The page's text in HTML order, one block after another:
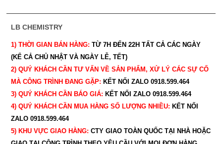
LB CHEMISTRY
1) THỜI GIAN BÁN HÀNG: TỪ 7H ĐẾN 22H TẤT CẢ CÁC NGÀY
(KỂ CẢ CHỦ NHẬT VÀ NGÀY LỄ, TẾT)
2) QUÝ KHÁCH CẦN TƯ VẤN VỀ SẢN PHẨM, XỬ LÝ CÁC SỰ CỐ
MÀ CÔNG TRÌNH ĐANG GẶP: KẾT NỐI ZALO 0918.599.464
3) QUÝ KHÁCH CẦN BÁO GIÁ: KẾT NỐI ZALO 0918.599.464
4) QUÝ KHÁCH CẦN MUA HÀNG SỐ LƯỢNG NHIỀU: KẾT NỐI
ZALO 0918.599.464
5) KHU VỰC GIAO HÀNG: CTY GIAO TOÀN QUỐC TẠI NHÀ HOẶC